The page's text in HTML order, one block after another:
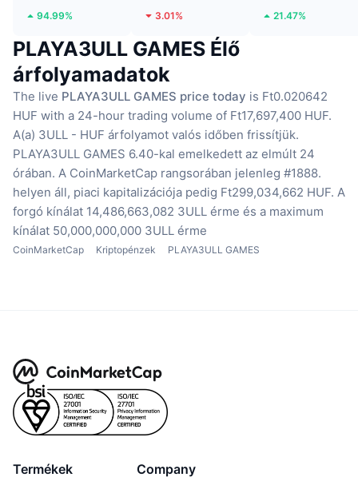
94.99% 3.01% 21.47%
PLAYA3ULL GAMES Élő
árfolyamadatok
The live PLAYA3ULL GAMES price today is Ft0.020642
HUF with a 24-hour trading volume of Ft17,697,400 HUF.
A(a) 3ULL - HUF árfolyamot valós időben frissítjük.
PLAYA3ULL GAMES 6.40-kal emelkedett az elmúlt 24
órában. A CoinMarketCap rangsorában jelenleg #1888.
helyen áll, piaci kapitalizációja pedig Ft299,034,662 HUF. A
forgó kínálat 14,486,663,082 3ULL érme és a maximum
kínálat 50,000,000,000 3ULL érme
CoinMarketCap Kriptopénzek PLAYA3ULL GAMES
Termékek Company